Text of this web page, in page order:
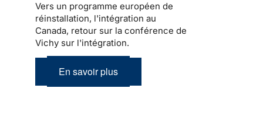
Vers un programme européen de
réinstallation, l'intégration au
Canada, retour sur la conférence de
Vichy sur l'intégration.
En savoir plus